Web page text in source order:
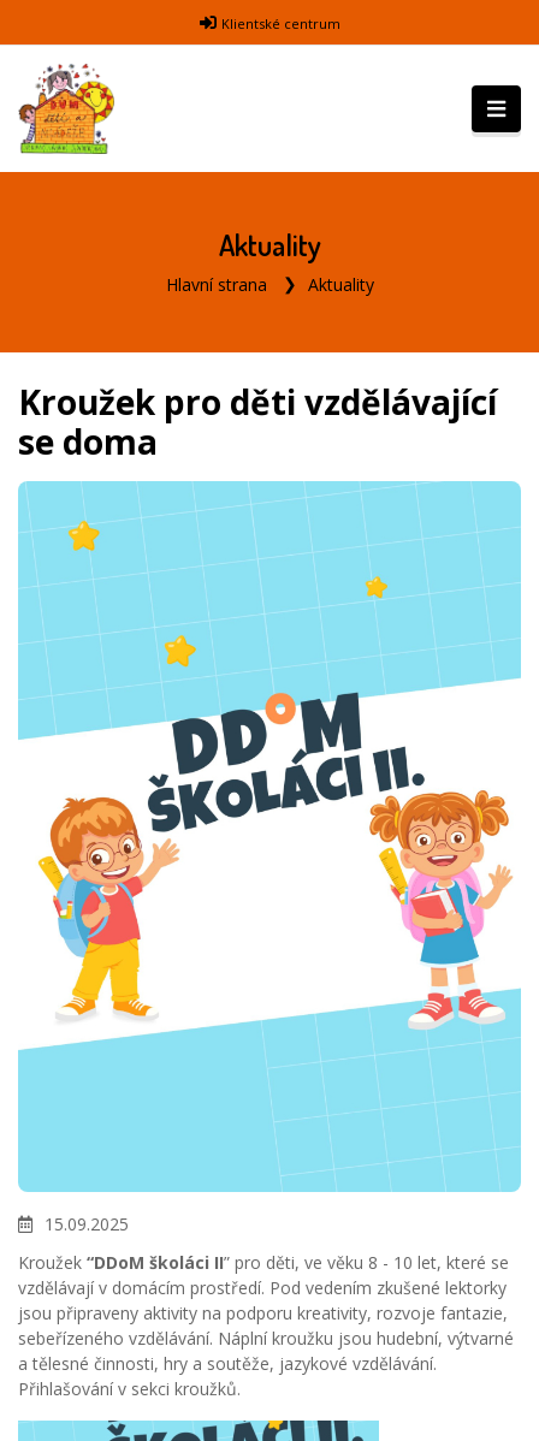
Klientské centrum
Aktuality
Hlavní strana Aktuality
Kroužek pro děti vzdělávající
se doma
15.09.2025
Kroužek “DDoM školáci II” pro děti, ve věku 8 - 10 let, které se
vzdělávají v domácím prostředí. Pod vedením zkušené lektorky
jsou připraveny aktivity na podporu kreativity, rozvoje fantazie,
sebeřízeného vzdělávání. Náplní kroužku jsou hudební, výtvarné
a tělesné činnosti, hry a soutěže, jazykové vzdělávání.
Přihlašování v sekci kroužků.